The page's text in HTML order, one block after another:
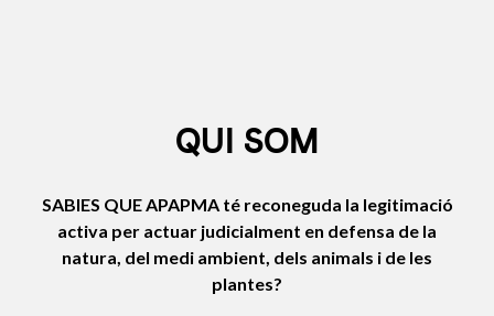
QUI SOM
SABIES QUE APAPMA té reconeguda la legitimació
activa per actuar judicialment en defensa de la
natura, del medi ambient, dels animals i de les
plantes?